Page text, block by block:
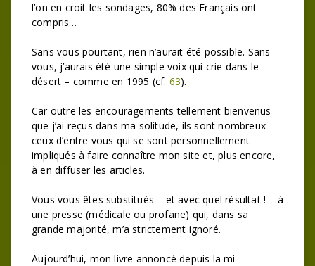
l’on en croit les sondages, 80% des Français ont
compris…
Sans vous pourtant, rien n’aurait été possible. Sans
vous, j’aurais été une simple voix qui crie dans le
désert – comme en 1995 (cf. 63).
Car outre les encouragements tellement bienvenus
que j’ai reçus dans ma solitude, ils sont nombreux
ceux d’entre vous qui se sont personnellement
impliqués à faire connaître mon site et, plus encore,
à en diffuser les articles.
Vous vous êtes substitués – et avec quel résultat ! – à
une presse (médicale ou profane) qui, dans sa
grande majorité, m’a strictement ignoré.
Aujourd’hui, mon livre annoncé depuis la mi-